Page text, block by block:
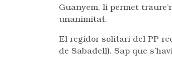
Guanyem, li permet
unanimitat.
El regidor solitari del PP
de Sabadell). Sap que